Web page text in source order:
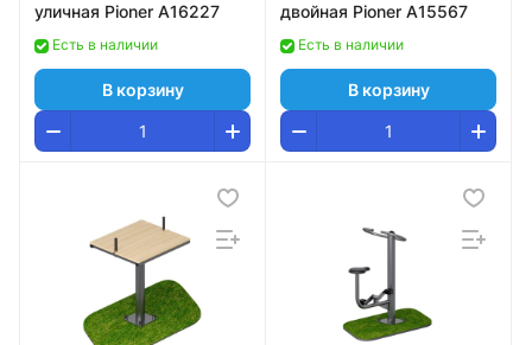
уличная Pioner A16227
Есть в наличии
В корзину
двойная Pioner A15567
Есть в наличии
В корзину